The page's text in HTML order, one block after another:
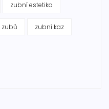
zubní estetika
zubů zubní kaz